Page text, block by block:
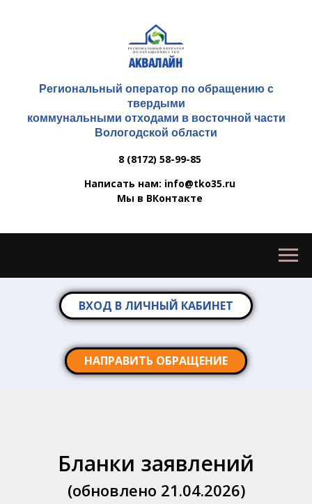
Региональный оператор по обращению с
твердыми
коммунальными отходами в восточной части
Вологодской области
8 (8172) 58-99-85
Написать нам: info@tko35.ru
Мы в ВКонтакте
ВХОД В ЛИЧНЫЙ КАБИНЕТ
НАПРАВИТЬ ОБРАЩЕНИЕ
Бланки заявлений
(обновлено 21.04.2026)